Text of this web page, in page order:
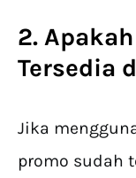
2.
Tersedia
Jika
promo sudah